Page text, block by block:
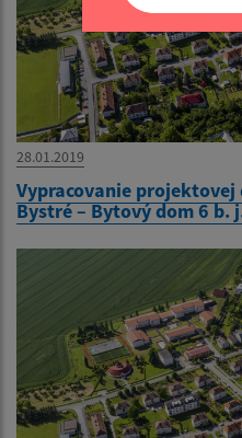
28.01.2019
Vypracovanie
Bystré – Bytový dom 6 b.